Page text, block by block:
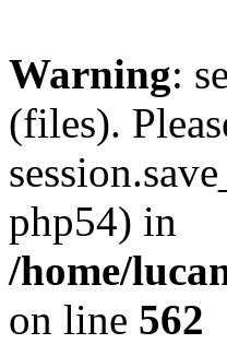
Warning:
(files).
php54) in
/home/
on line 562